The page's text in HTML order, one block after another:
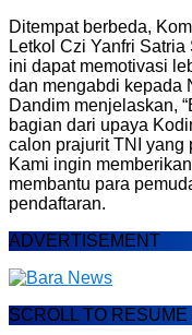
Ditempat berbeda,
Letkol Czi Yanfri
ini dapat memotivasi
dan mengabdi kepada
Dandim menjelaskan,
bagian dari upaya
calon prajurit TNI yang
Kami ingin
membantu para
pendaftaran.
ADVERTISEMENT
SCROLL TO